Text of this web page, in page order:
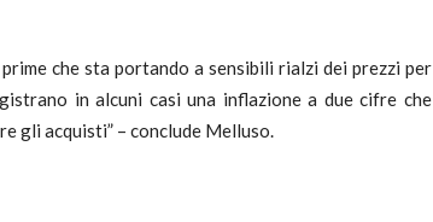
che sta portando a sensibili rialzi dei prezzi per
in alcuni casi una inflazione a due cifre che
gli acquisti” – conclude Melluso.